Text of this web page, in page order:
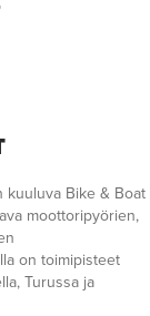
kuuluva Bike & Boat
moottoripyörien,
on toimipisteet
Turussa ja